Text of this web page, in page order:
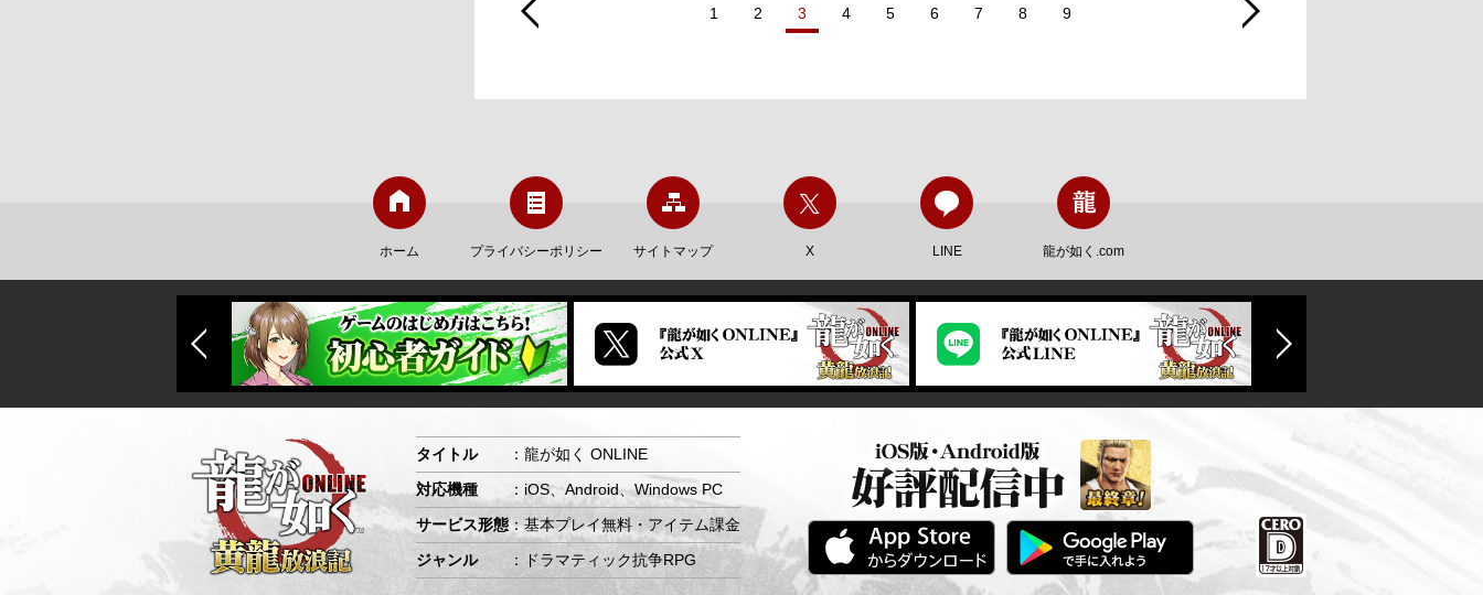
1 2 3 4 5 6 7 8 9
ホーム プライバシーポリシー サイトマップ X LINE 龍が如く.com
タイトル
：龍が如く ONLINE
対応機種
：iOS、Android、Windows PC
サービス形態：基本プレイ無料・アイテム課金
ジャンル
：ドラマティック抗争RPG